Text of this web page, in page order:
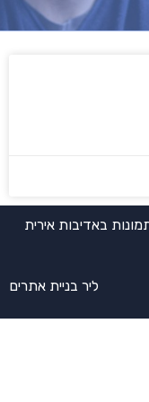
באדיבות אירית
ליר בניית אתרים